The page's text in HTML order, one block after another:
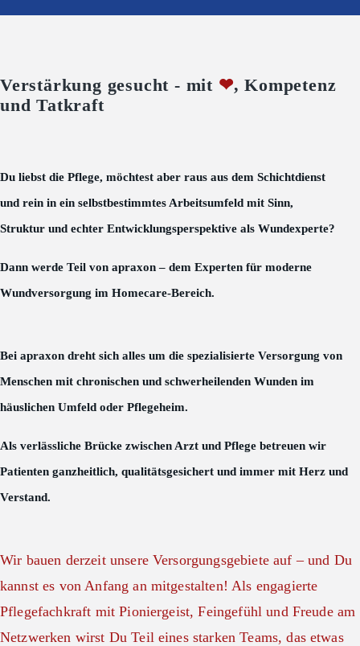
Verstärkung gesucht - mit ❤, Kompetenz
und Tatkraft
Du liebst die Pflege, möchtest aber raus aus dem Schichtdienst
und rein in ein selbstbestimmtes Arbeitsumfeld mit Sinn,
Struktur und echter Entwicklungsperspektive als Wundexperte?
Dann werde Teil von apraxon – dem Experten für moderne
Wundversorgung im Homecare-Bereich.
Bei apraxon dreht sich alles um die spezialisierte Versorgung von
Menschen mit chronischen und schwerheilenden Wunden im
häuslichen Umfeld oder Pflegeheim.
Als verlässliche Brücke zwischen Arzt und Pflege betreuen wir
Patienten ganzheitlich, qualitätsgesichert und immer mit Herz und
Verstand.
Wir bauen derzeit unsere Versorgungsgebiete auf – und Du
kannst es von Anfang an mitgestalten! Als engagierte
Pflegefachkraft mit Pioniergeist, Feingefühl und Freude am
Netzwerken wirst Du Teil eines starken Teams, das etwas